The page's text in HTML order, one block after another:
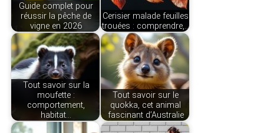
Guide complet pour
réussir la pêche de
vigne en 2026
Cerisier malade feuilles
trouées : comprendre,…
Tout savoir sur la
moufette :
comportement,
habitat…
Tout savoir sur le
quokka, cet animal
fascinant d’Australie